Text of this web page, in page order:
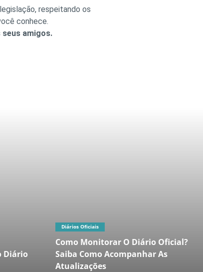
respeitando os
conhece.
amigos.
Diário
Diários Oficiais
Como Monitorar O Diário Oficial?
Saiba Como Acompanhar As
Atualizações